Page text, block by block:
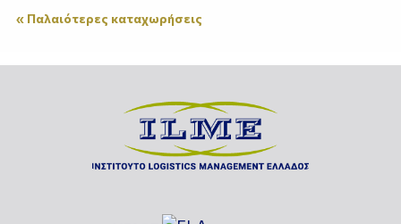
« Παλαιότερες καταχωρήσεις